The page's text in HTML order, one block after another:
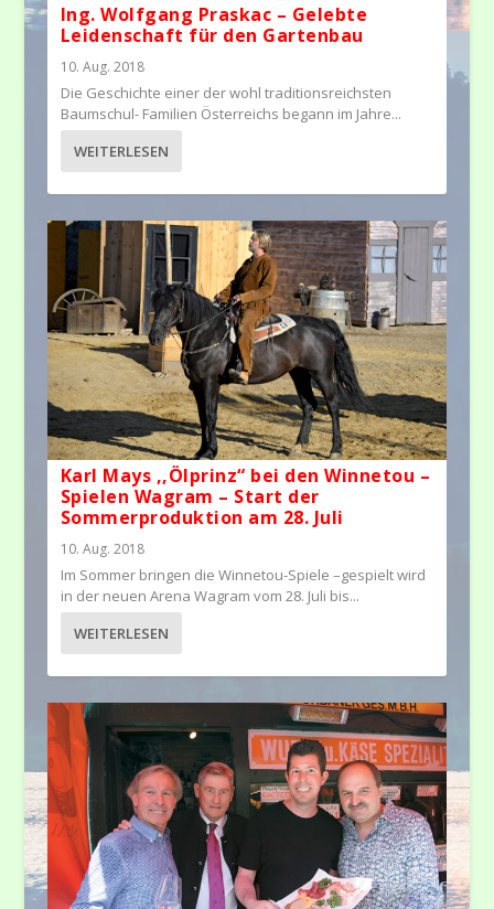
Ing. Wolfgang Praskac – Gelebte
Leidenschaft für den Gartenbau
10. Aug. 2018
Die Geschichte einer der wohl traditionsreichsten
Baumschul- Familien Österreichs begann im Jahre...
WEITERLESEN
Karl Mays ,,Ölprinz“ bei den Winnetou –
Spielen Wagram – Start der
Sommerproduktion am 28. Juli
10. Aug. 2018
Im Sommer bringen die Winnetou-Spiele –gespielt wird
in der neuen Arena Wagram vom 28. Juli bis...
WEITERLESEN